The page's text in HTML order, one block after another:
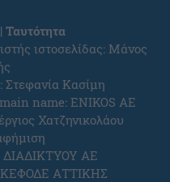
ιστοσελίδας: Μάνος
Στεφανία Κασίμη
name: ENIKOS AE
Χατζηνικολάου
ΑΕ
ΑΤΤΙΚΗΣ